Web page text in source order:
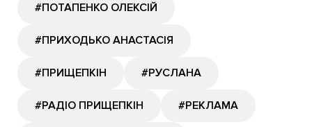
#ПОТАПЕНКО ОЛЕКСІЙ
#ПРИХОДЬКО АНАСТАСІЯ
#ПРИЩЕПКІН #РУСЛАНА
#РАДІО ПРИЩЕПКІН #РЕКЛАМА